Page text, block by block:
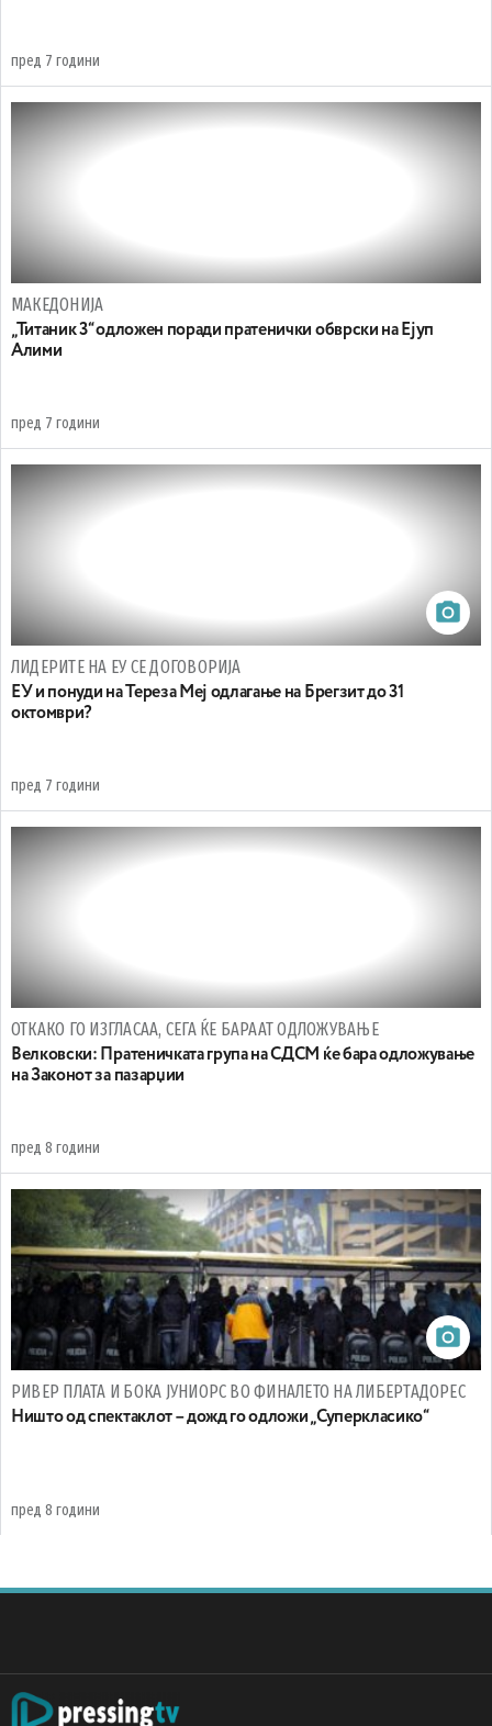
пред 7 години
МАКЕДОНИЈА
„Титаник 3“ одложен поради пратенички обврски на Ејуп
Алими
пред 7 години
ЛИДЕРИТЕ НА ЕУ СЕ ДОГОВОРИЈА
ЕУ и понуди на Тереза Меј одлагање на Брегзит до 31
октомври?
пред 7 години
ОТКАКО ГО ИЗГЛАСАА, СЕГА ЌЕ БАРААТ ОДЛОЖУВАЊЕ
Велковски: Пратеничката група на СДСМ ќе бара одложување
на Законот за пазарџии
пред 8 години
РИВЕР ПЛАТА И БОКА ЈУНИОРС ВО ФИНАЛЕТО НА ЛИБЕРТАДОРЕС
Ништо од спектаклот – дожд го одложи „Суперкласико“
пред 8 години